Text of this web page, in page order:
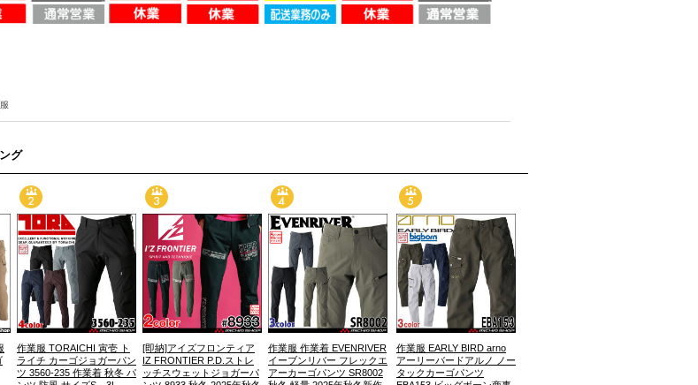
グ
作業服 TORAICHI 寅壱 ト
ライチ カーゴジョガーパン
ツ 3560-235 作業着 秋冬 パ
[即納]アイズフロンティア
IZ FRONTIER P.D.ストレ
ッチスウェットジョガーパ
作業服 作業着 EVENRIVER
イーブンリバー フレックエ
アーカーゴパンツ SR8002
作業服 EARLY BIRD arno
アーリーバードアルノ ノー
タックカーゴパンツ